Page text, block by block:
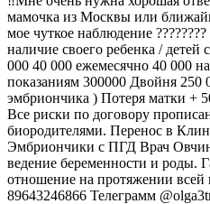
мамочка из Москвы или
мое чуткое наблюдение
наличие своего ребенка / детей
000 40 000 ежемесячно 40 000
показаниям 300000 Двойня 250
эмбриончика ) Потеря матки +
Все риски по договору
биородителями. Перенос в
Эмбриончики с ПГД Врач
ведение беременности и роды.
отношение на протяжении
89643246866 Телеграмм